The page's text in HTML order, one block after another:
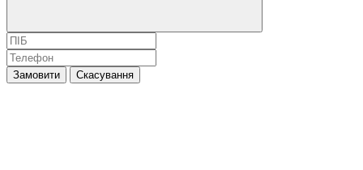
Замовити Скасування